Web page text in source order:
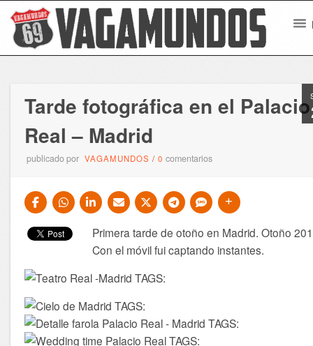
Tarde fotográfica en el Palacio
Real – Madrid
publicado por VAGAMUNDOS /0comentarios
Primera tarde de otoño en Madrid. Otoño
Con el móvil fui captando instantes.